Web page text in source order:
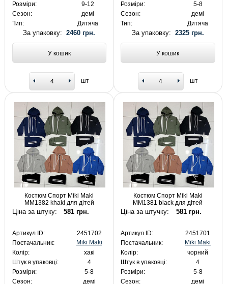
Розміри:
9-12
Сезон:
демі
Тип:
Дитяча
За упаковку:2460 грн.
У кошик
шт
Розміри:
5-8
Сезон:
демі
Тип:
Дитяча
За упаковку: 2325 грн.
У кошик
шт
Костюм Спорт Miki Maki
MM1382 khaki для дітей
Ціна за штуку: 581 грн.
Артикул ID:
2451702
Постачальник:
Miki Maki
Колір:
хакі
Штук в упаковці:
4
Розміри:
5-8
Сезон:
демі
Костюм Спорт Miki Maki
MM1381 black для дітей
Ціна за штучку: 581 грн.
Артикул ID:
2451701
Постачальник:
Miki Maki
Колір:
чорний
Штук в упаковці:
4
Розміри:
5-8
Сезон:
демі